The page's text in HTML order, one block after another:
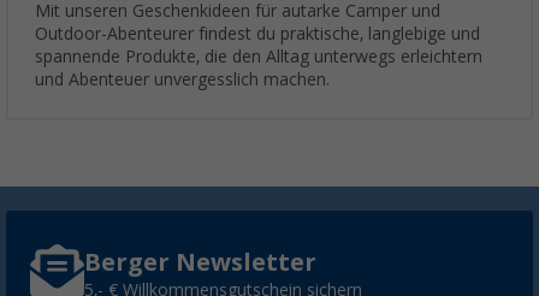
Mit unseren Geschenkideen für autarke Camper und
Outdoor-Abenteurer findest du praktische, langlebige und
spannende Produkte, die den Alltag unterwegs erleichtern
und Abenteuer unvergesslich machen.
Berger Newsletter
5,- € Willkommensgutschein sichern